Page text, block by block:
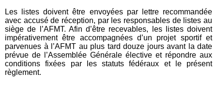
Les listes doivent être envoyées par lettre recommandée
avec accusé de réception, par les responsables de listes au
siège de l’AFMT. Afin d’être recevables, les listes doivent
impérativement être accompagnées d’un projet sportif et
parvenues à l’AFMT au plus tard douze jours avant la date
prévue de l’Assemblée Générale élective et répondre aux
conditions fixées par les statuts fédéraux et le présent
règlement.